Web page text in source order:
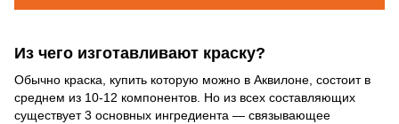
Из чего изготавливают краску?
Обычно краска, купить которую можно в Аквилоне, состоит в
среднем из 10-12 компонентов. Но из всех составляющих
существует 3 основных ингредиента — связывающее